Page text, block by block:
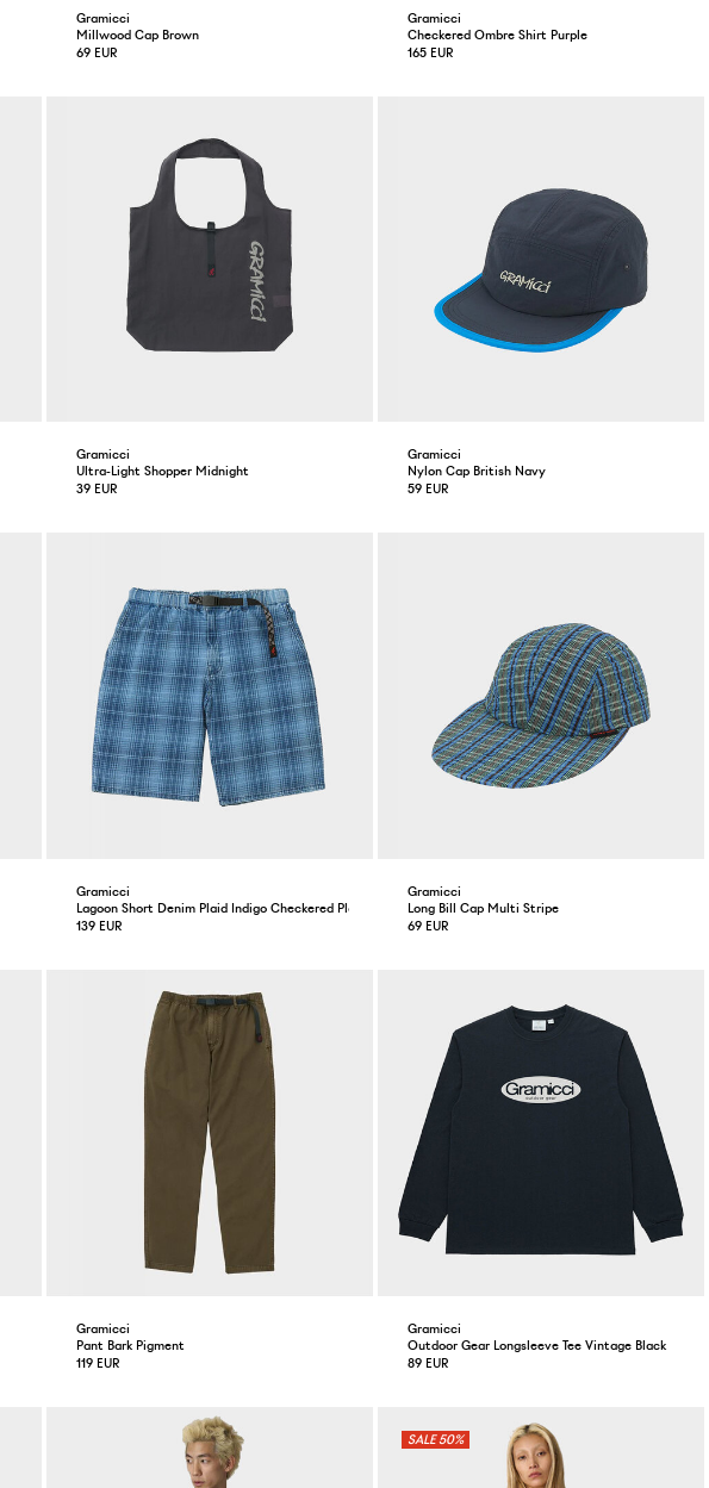
Gramicci
Millwood Cap Brown
69 EUR
Gramicci
Checkered Ombre Shirt Purple
165 EUR
Gramicci
Ultra-Light Shopper Midnight
39 EUR
Gramicci
Nylon Cap British Navy
59 EUR
Gramicci
Lagoon Short Denim Plaid Indigo Checkered Plaid
139 EUR
Gramicci
Long Bill Cap Multi Stripe
69 EUR
Gramicci
Pant Bark Pigment
119 EUR
Gramicci
Outdoor Gear Longsleeve Tee Vintage Black
89 EUR
50%